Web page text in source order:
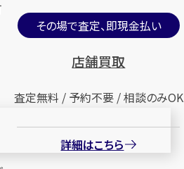
その場で査定、即現金払い
店舗買取
査定無料 / 予約不要 / 相談のみOK
詳細はこちら